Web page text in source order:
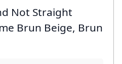
Not Straight
Brun Beige, Brun